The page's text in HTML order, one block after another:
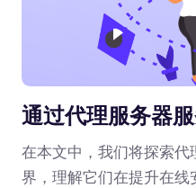
通过代理服务器
在本文中，我们将探索
界，理解它们在提升在